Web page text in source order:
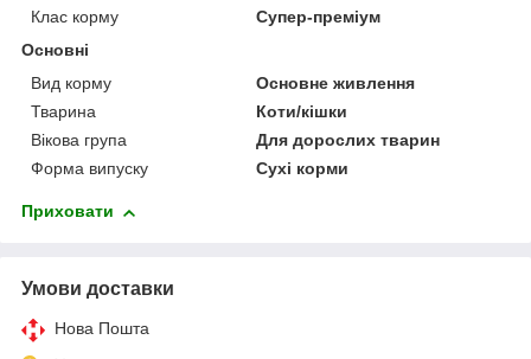
Клас корму
Супер-преміум
Основні
Вид корму
Основне живлення
Тварина
Коти/кішки
Вікова група
Для дорослих тварин
Форма випуску
Сухі корми
Приховати
Умови доставки
Нова Пошта